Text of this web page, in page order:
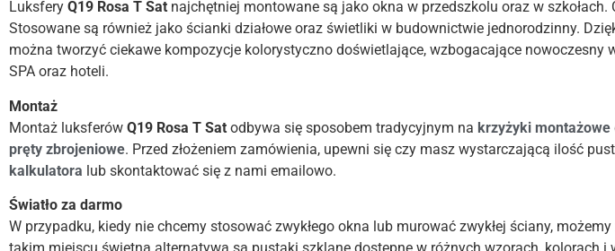
Luksfery Q19 Rosa T Sat najchętniej montowane są jako okna w przedszkolu oraz w
Stosowane są również jako ścianki działowe oraz świetliki w budownictwie jednorodzinny.
można tworzyć ciekawe kompozycje kolorystyczno doświetlające, wzbogacające
SPA oraz hoteli.
Montaż
Montaż luksferów Q19 Rosa T Sat odbywa się sposobem tradycyjnym na krzyżyki montażowe
pręty zbrojeniowe. Przed złożeniem zamówienia, upewni się czy masz wystarczającą ilość
kalkulatora lub skontaktować się z nami emailowo.
Światło za darmo
W przypadku, kiedy nie chcemy stosować zwykłego okna lub murować zwykłej ściany,